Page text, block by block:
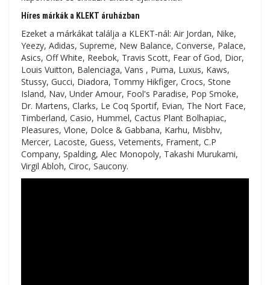
Híres márkák a KLEKT áruházban
Ezeket a márkákat találja a KLEKT-nál: Air Jordan, Nike,
Yeezy, Adidas, Supreme, New Balance, Converse, Palace,
Asics, Off White, Reebok, Travis Scott, Fear of God, Dior,
Louis Vuitton, Balenciaga, Vans , Puma, Luxus, Kaws,
Stussy, Gucci, Diadora, Tommy Hikfiger, Crocs, Stone
Island, Nav, Under Amour, Fool's Paradise, Pop Smoke,
Dr. Martens, Clarks, Le Coq Sportif, Evian, The Nort Face,
Timberland, Casio, Hummel, Cactus Plant Bolhapiac,
Pleasures, Vlone, Dolce & Gabbana, Karhu, Misbhv,
Mercer, Lacoste, Guess, Vetements, Frament, C.P
Company, Spalding, Alec Monopoly, Takashi Murukami,
Virgil Abloh, Ciroc, Saucony.